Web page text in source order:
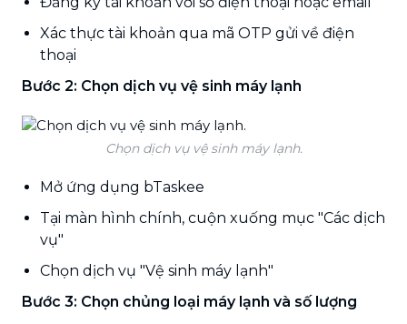
Xác thực tài khoản qua mã OTP gửi về điện
thoại
Bước 2: Chọn dịch vụ vệ sinh máy lạnh
Chọn dịch vụ vệ sinh máy lạnh.
Mở ứng dụng bTaskee
Tại màn hình chính, cuộn xuống mục "Các dịch
vụ"
Chọn dịch vụ "Vệ sinh máy lạnh"
Bước 3: Chọn chủng loại máy lạnh và số lượng